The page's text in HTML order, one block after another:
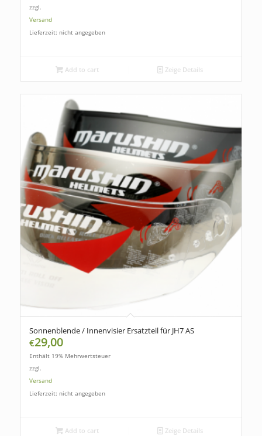
zzgl.
Versand
Lieferzeit: nicht angegeben
Add to cart Zeige Details
Sonnenblende / Innenvisier Ersatzteil für JH7 AS
€29,00
Enthält 19% Mehrwertsteuer
zzgl.
Versand
Lieferzeit: nicht angegeben
Add to cart Zeige Details